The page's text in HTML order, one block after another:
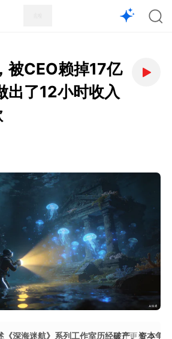
被CEO赖掉17亿
出了12小时收入
《深海迷航》系列工作室历经破产、资本争
展开更多